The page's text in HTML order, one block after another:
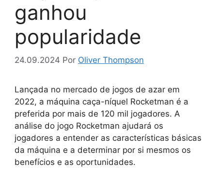
ganhou
popularidade
24.09.2024 Por Oliver Thompson
Lançada no mercado de jogos de azar em
2022, a máquina caça-níquel Rocketman é a
preferida por mais de 120 mil jogadores. A
análise do jogo Rocketman ajudará os
jogadores a entender as características básicas
da máquina e a determinar por si mesmos os
benefícios e as oportunidades.